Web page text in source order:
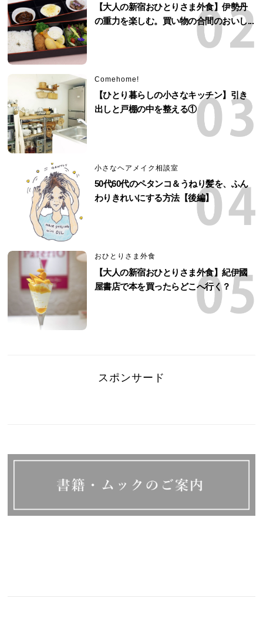
【大人の新宿おひとりさま外食】伊勢丹
の重力を楽しむ。買い物の合間のおいし...
Comehome!
【ひとり暮らしの小さなキッチン】引き
出しと戸棚の中を整える①
小さなヘアメイク相談室
50代60代のペタンコ＆うねり髪を、ふん
わりきれいにする方法【後編】
おひとりさま外食
【大人の新宿おひとりさま外食】紀伊國
屋書店で本を買ったらどこへ行く？
スポンサード